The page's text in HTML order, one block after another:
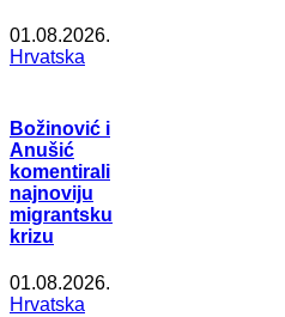
01.08.2026.
Hrvatska
Božinović i
Anušić
komentirali
najnoviju
migrantsku
krizu
01.08.2026.
Hrvatska